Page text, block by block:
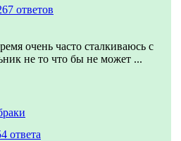
ответов
очень часто сталкиваюсь с
не то что бы не может ...
ответа